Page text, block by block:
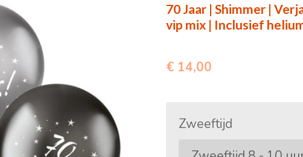
70 Jaar | Shimmer |
vip mix | Inclusief
€ 14,00
Zweeftijd